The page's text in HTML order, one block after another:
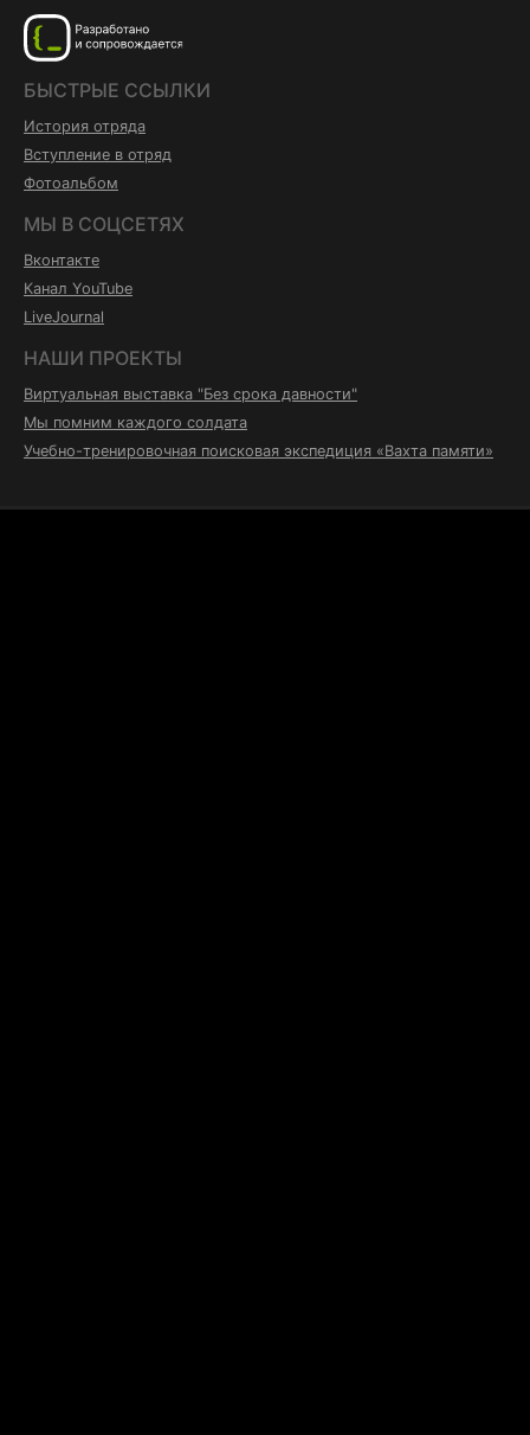
БЫСТРЫЕ ССЫЛКИ
История отряда
Вступление в отряд
Фотоальбом
МЫ В СОЦСЕТЯХ
Вконтакте
Канал YouTube
LiveJournal
НАШИ ПРОЕКТЫ
Виртуальная выставка "Без срока давности"
Мы помним каждого солдата
Учебно-тренировочная поисковая экспедиция «Вахта памяти»